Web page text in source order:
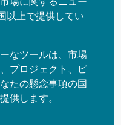
以上で提供してい
なツールは、市場
プロジェクト、ビ
たの懸念事項の国
供します。